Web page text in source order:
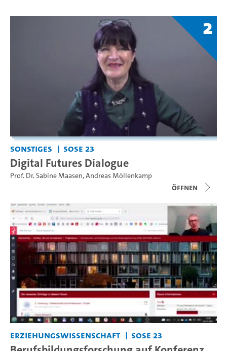
2
Sonstiges SoSe 23
Digital Futures Dialogue
Prof. Dr. Sabine Maasen,Andreas Möllenkamp
Öffnen
Erziehungswissenschaft SoSe 23